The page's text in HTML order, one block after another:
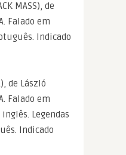
MASS), de
Falado em
Indicado
de László
Falado em
Legendas
Indicado